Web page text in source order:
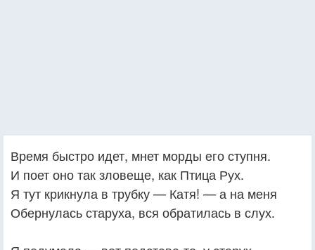
Время быстро идет, мнет морды его ступня.
И поет оно так зловеще, как Птица Рух.
Я тут крикнула в трубку — Катя! — а на меня
Обернулась старуха, вся обратилась в слух.